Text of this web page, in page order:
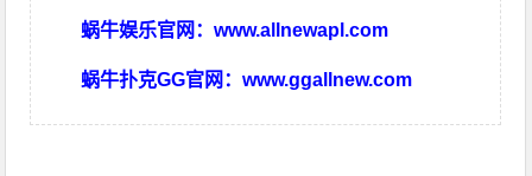
蜗牛娱乐官网：www.allnewapl.com
蜗牛扑克GG官网：www.ggallnew.com